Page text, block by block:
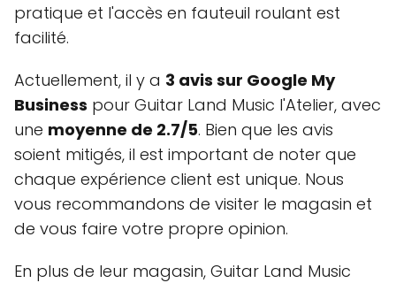
pratique et l'accès en fauteuil roulant est
facilité.
Actuellement, il y a 3 avis sur Google My
Business pour Guitar Land Music l'Atelier, avec
une moyenne de 2.7/5. Bien que les avis
soient mitigés, il est important de noter que
chaque expérience client est unique. Nous
vous recommandons de visiter le magasin et
de vous faire votre propre opinion.
En plus de leur magasin, Guitar Land Music